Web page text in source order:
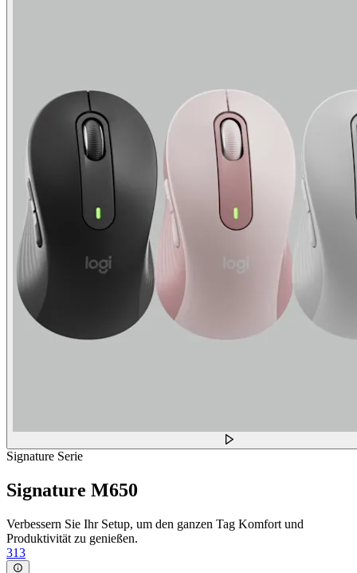
Signature Serie
Signature M650
Verbessern Sie Ihr Setup, um den ganzen Tag Komfort und
Produktivität zu genießen.
313